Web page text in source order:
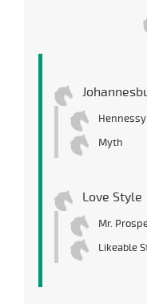
Myth
Love Style
Mr.
Likeable